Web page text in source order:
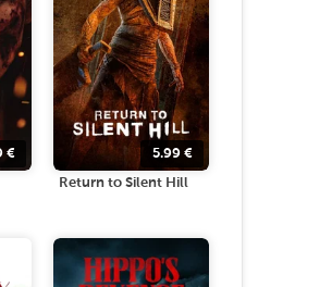
€ 5.99€
Return to Silent Hill